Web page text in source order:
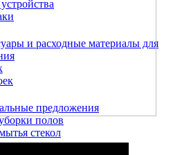
и расходные материалы для
предложения
полов
стекол
моющие средства